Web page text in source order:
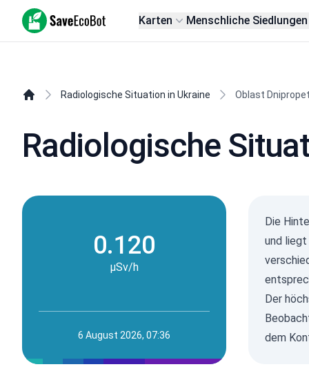
SaveEcoBot Karten Menschliche Siedlungen
Radiologische Situation in Ukraine Oblast
Radiologische
0.120
µSv/h
6 August 2026, 07:36
Die
und
Der
dem